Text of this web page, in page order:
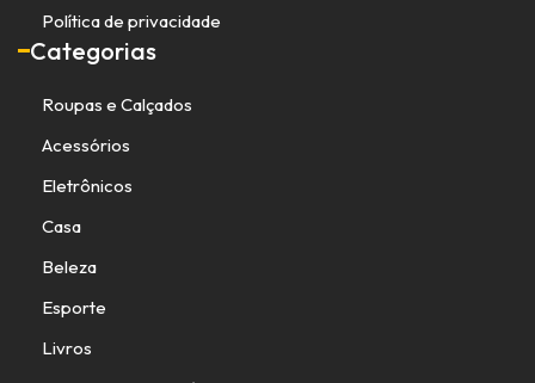
Política de privacidade
Categorias
Roupas e Calçados
Acessórios
Eletrônicos
Casa
Beleza
Esporte
Livros